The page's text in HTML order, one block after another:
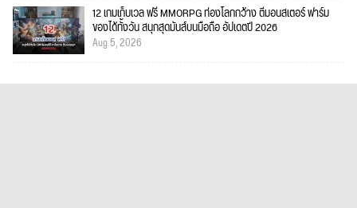
12 เกมเก็บเวล ฟรี MMORPG ท่องโลกกว้าง ตีมอนสเตอร์ ฟาร์ม
ของได้ทั้งวัน สนุกสุดมันส์บนมือถือ อัปเดตปี 2026
Aug 5, 2026